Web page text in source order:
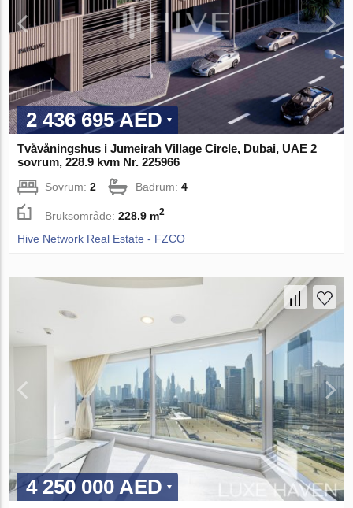
2 436 695 AED
Tvåvåningshus i Jumeirah Village Circle, Dubai, UAE 2
sovrum, 228.9 kvm Nr. 225966
Sovrum:2 Badrum:4
Bruksområde:228.9 m2
Hive Network Real Estate - FZCO
4 250 000 AED